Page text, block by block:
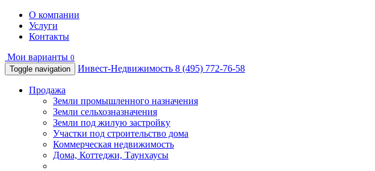
О компании
Услуги
Контакты
Мои варианты 0
Toggle navigation
Инвест-Недвижимость 8 (495) 772-76-58
Продажа
Земли промышленного назначения
Земли сельхозназначения
Земли под жилую застройку
Участки под строительство дома
Коммерческая недвижимость
Дома, Коттеджи, Таунхаусы